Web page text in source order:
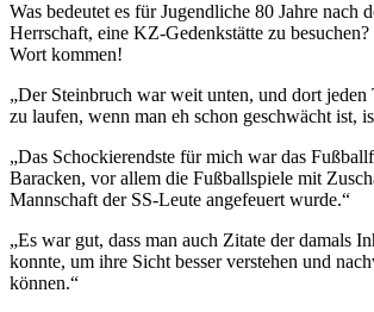
Was bedeutet es für Jugendliche 80 Jahre nach
Herrschaft, eine KZ-Gedenkstätte zu
Wort kommen!
„Der Steinbruch war weit unten, und dort jeden
zu laufen, wenn man eh schon geschwächt ist,
„Das Schockierendste für mich war das
Baracken, vor allem die Fußballspiele mit
Mannschaft der SS-Leute angefeuert wurde.“
„Es war gut, dass man auch Zitate der damals
konnte, um ihre Sicht besser verstehen und
können.“